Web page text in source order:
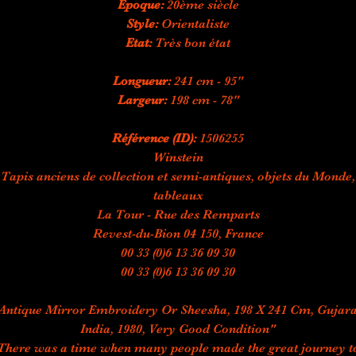
Epoque:20ème siècle
Style: Orientaliste
Etat: Très bon état
Longueur:241 cm - 95"
Largeur: 198 cm - 78"
Référence (ID): 1506255
Winstein
Tapis anciens de collection et semi-antiques, objets du Monde,
tableaux
La Tour - Rue des Remparts
Revest-du-Bion 04 150, France
00 33 (0)6 13 36 09 30
00 33 (0)6 13 36 09 30
Mirror Embroidery Or Sheesha, 198 X 241 Cm,
India, 1980, Very Good Condition"
was a time when many people made the great journey